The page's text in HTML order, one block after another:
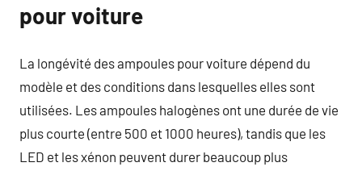
pour voiture
La longévité des ampoules pour voiture dépend du
modèle et des conditions dans lesquelles elles sont
utilisées. Les ampoules halogènes ont une durée de vie
plus courte (entre 500 et 1000 heures), tandis que les
LED et les xénon peuvent durer beaucoup plus